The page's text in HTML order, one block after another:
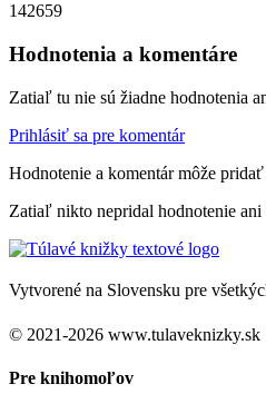
142659
Hodnotenia a komentáre
Zatiaľ tu nie sú žiadne hodnotenia
Prihlásiť sa pre komentár
Hodnotenie a komentár môže
Zatiaľ nikto nepridal hodnotenie
Vytvorené na Slovensku pre
© 2021-2026 www.tulaveknizky.sk
Pre knihomoľov